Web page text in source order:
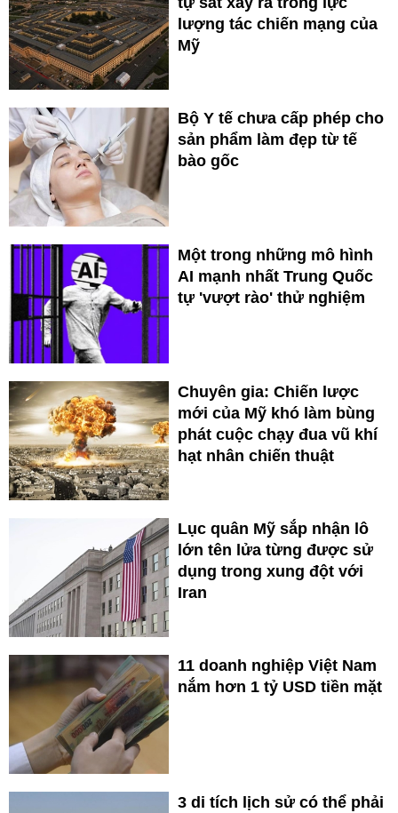
lượng tác chiến mạng của
Mỹ
Bộ Y tế chưa cấp phép cho
sản phẩm làm đẹp từ tế
bào gốc
Một trong những mô hình
AI mạnh nhất Trung Quốc
tự 'vượt rào' thử nghiệm
Chuyên gia: Chiến lược
mới của Mỹ khó làm bùng
phát cuộc chạy đua vũ khí
hạt nhân chiến thuật
Lục quân Mỹ sắp nhận lô
lớn tên lửa từng được sử
dụng trong xung đột với
Iran
11 doanh nghiệp Việt Nam
nắm hơn 1 tỷ USD tiền mặt
3 di tích lịch sử có thể phải